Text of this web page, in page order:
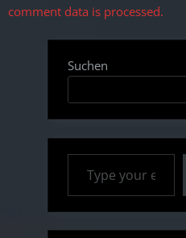
comment data is processed.
Suchen
Type your email…